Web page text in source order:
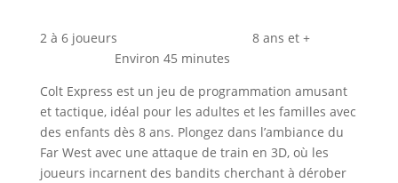
2 à 6 joueurs 8 ans et +
Environ 45 minutes
Colt Express est un jeu de programmation amusant
et tactique, idéal pour les adultes et les familles avec
des enfants dès 8 ans. Plongez dans l’ambiance du
Far West avec une attaque de train en 3D, où les
joueurs incarnent des bandits cherchant à dérober